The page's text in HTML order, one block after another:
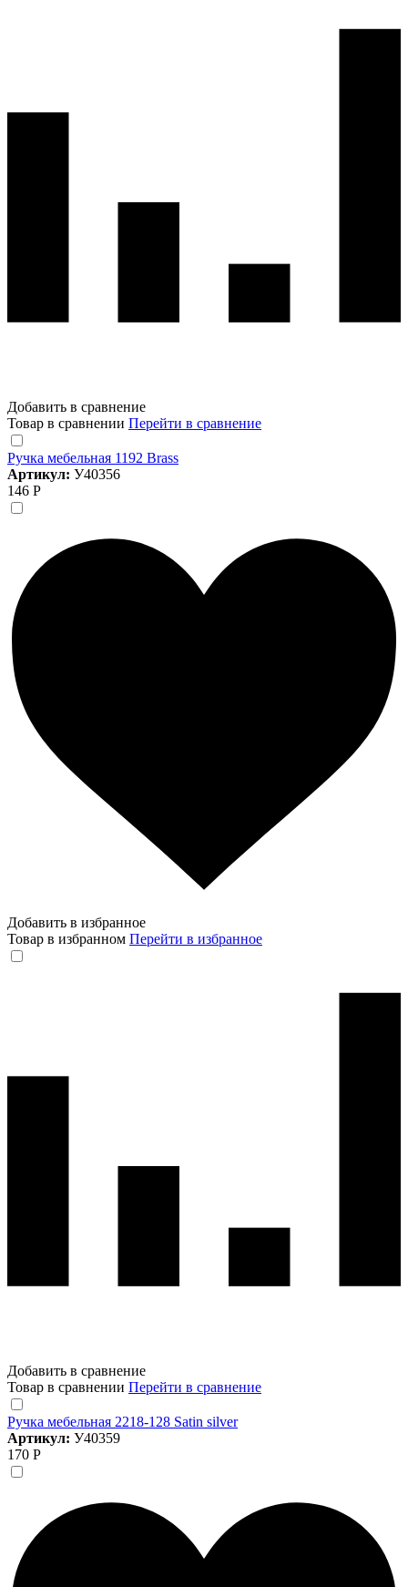
Добавить в сравнение
Товар в сравнении Перейти в сравнение
Ручка мебельная 1192 Brass
Артикул: У40356
146 Р
Добавить в избранное
Товар в избранном Перейти в избранное
Добавить в сравнение
Товар в сравнении Перейти в сравнение
Ручка мебельная 2218-128 Satin silver
Артикул: У40359
170 Р